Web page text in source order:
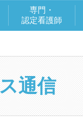
専門・
認定看護師
通信